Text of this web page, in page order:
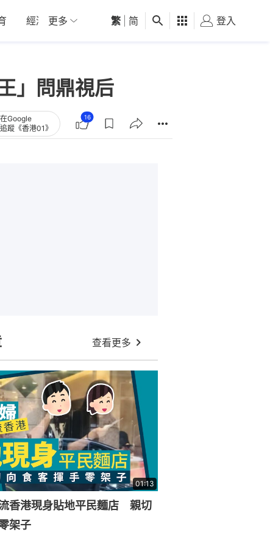
經濟 01深圳 觀點 健康 好食玩飛
更多 繁 简 登入
」問鼎視后
在Google
追蹤《香港01》
16
查看更多
01:13
香港現身貼地平民麵店 親切
架子